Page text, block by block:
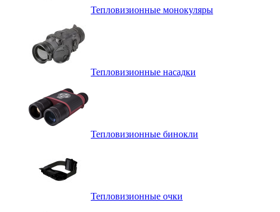
Тепловизионные монокуляры
Тепловизионные насадки
Тепловизионные бинокли
Тепловизионные очки